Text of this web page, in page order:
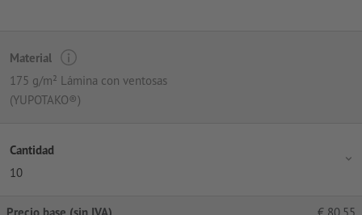
Material
175 g/m² Lámina con ventosas
(YUPOTAKO®)
Cantidad
10